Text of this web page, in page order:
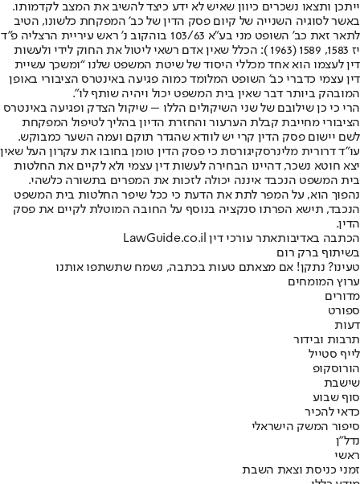
ייתכן ותצאו נשכרים כיוון שאיש לא ידע כיצד להשיב את המצב לקדמותו.
באשר לסוגיה השנייה של קיום פסק הדין של כב’ המפקחת כלשונו, הטיב
לתאר זאת כב’ השופט מני בע”א 103/63 בוהקוב נ’ ראש עיריית הרצליה פ”ד
יז 1583, 1589 (1963 ): הכלל שאין אדם רשאי ליטול את החוק לידי ולעשות
דין לעצמו הוא אחד מכללי היסוד של שיטת המשפט שלנו “ומשכך עשיית
דין עצמי כדברי כב’ השופט המלומד כמוה פגיעה באינטרס הציבורי באופן
המובהק ביותר דבר שאין בית המשפט יכול ויהיה שותף לו”.
הרי כי כן שילובם של שני השיקולים הללו – שיקול הצדק ופגיעה באינטרס
הציבורי מחייבת קבלת הערעור והחזרת הדיון בהליך לטיפול המפקחת
לשם יישום פסק הדין קרי יש לוודא שהגדר תוקם ועמה השער כמבוקש.
עו”ד דרורית מלינרסקיגורסת כי פסק הדין טומן בחובו את עקרון העל שאין
יצא חוטא נשכר, דהיינו הבחירה לעשות דין עצמי ולא לקיים את החלטות
בית המשפט הנכבד איננה יכולה לזכות את המפרים בתשורה כלשהי.
נהפוך הוא, על המפר לתת את הדעת כי ככל שיפר החלטות בית המשפט
הנכבד, תישא הפרתו סנקציה בנוסף על החובה המוטלת לקיים את פסק
הדין.
הכתבה באדיבותאתר עורכי דין LawGuide.co.il
בשיתוף ברק רום
טעינו? נתקן! אם מצאתם טעות בכתבה, נשמח שתשתפו אותנו
ערוץ המומחים
מדורים
ספורט
דעות
תרבות ובידור
לייף סטייל
הורוסקופ
שישבת
סוף שבוע
כדאי להכיר
סיפור המשק הישראלי
נדל"ן
ראשי
זמני כניסת וצאת השבת